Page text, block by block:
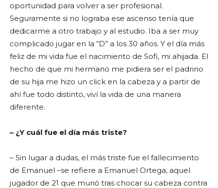
oportunidad para volver a ser profesional.
Seguramente si no lograba ese ascenso tenía que
dedicarme a otro trabajo y al estudio. Iba a ser muy
complicado jugar en la “D” a los 30 años. Y el día más
feliz de mi vida fue el nacimiento de Sofi, mi ahijada. El
hecho de que mi hermano me pidiera ser el padrino
de su hija me hizo un click en la cabeza y a partir de
ahí fue todo distinto, viví la vida de una manera
diferente.
– ¿Y cuál fue el día más triste?
– Sin lugar a dudas, el más triste fue el fallecimiento
de Emanuel –se refiere a Emanuel Ortega, aquel
jugador de 21 que murió tras chocar su cabeza contra